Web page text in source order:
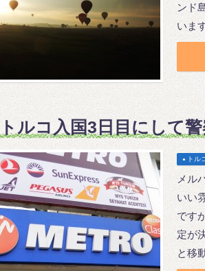
ンド
いま
トルコ入国3日目にして
トル
メル
いい
です
定が
と移